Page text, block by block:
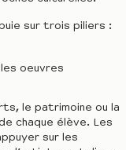
sur trois piliers :
oeuvres
le patrimoine ou la
chaque élève. Les
sur les